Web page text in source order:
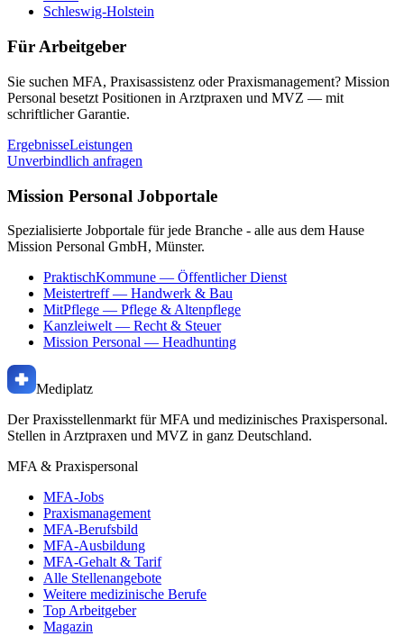
Schleswig-Holstein
Für Arbeitgeber
Sie suchen MFA, Praxisassistenz oder Praxismanagement? Mission
Personal besetzt Positionen in Arztpraxen und MVZ — mit
schriftlicher Garantie.
ErgebnisseLeistungen
Unverbindlich anfragen
Mission Personal Jobportale
Spezialisierte Jobportale für jede Branche - alle aus dem Hause
Mission Personal GmbH, Münster.
PraktischKommune — Öffentlicher Dienst
Meistertreff— Handwerk & Bau
MitPflege — Pflege & Altenpflege
Kanzleiwelt — Recht & Steuer
Mission Personal — Headhunting
Mediplatz
Der Praxisstellenmarkt für MFA und medizinisches Praxispersonal.
Stellen in Arztpraxen und MVZ in ganz Deutschland.
MFA & Praxispersonal
MFA-Jobs
Praxismanagement
MFA-Berufsbild
MFA-Ausbildung
MFA-Gehalt & Tarif
Alle Stellenangebote
Weitere medizinische Berufe
Top Arbeitgeber
Magazin